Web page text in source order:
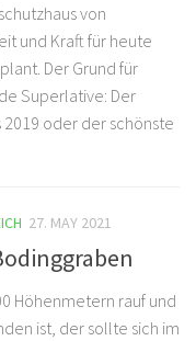
von
und Kraft für heute
Der Grund für
Superlative: Der
oder der schönste
27. MAY 2021
Höhenmetern rauf und
ist, der sollte sich im